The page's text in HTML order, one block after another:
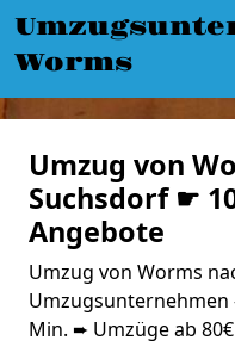
Worms
Umzug von
Suchsdorf ☛
Angebote
Umzug von Worms
Umzugsunternehmen
Min. ➨ Umzüge ab 80€